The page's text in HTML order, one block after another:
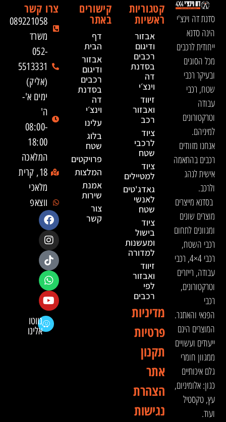
סדנת דה וינצ'י
הינה סדנא
ייחודית לרכבים
מכל הסוגים
ובעיקר רכבי
שטח, רכבי
עבודה
וטרקטורונים
למיניהם.
אנחנו מזוודים
רכבים בהתאמה
אישית לנהג
ולרכב.
בסדנא מייצרים
מוצרים שונים
ומגוונים לתחום
רכבי השטח,
רכבי 4×4, רכבי
עבודה, רייזרים
וטרקטורונים,
רכבי
הפנאי והאתגר.
המוצרים הינם
ייעודים ועשויים
ממגוון חומרי
גלם איכותיים
כגון: אלומיניום,
עץ, טקסטיל
ועוד.
קטגוריות
ראשיות
אבזור
ודיגום
רכבים
בסדנת
דה
וינצ׳י
זיווד
ואבזור
רכב
ציוד
לרכבי
שטח
ציוד
למטיילים
גאדג'טים
לאנשי
שטח
ציוד
בישול
ומעשנות
למדורה
זיווד
ואבזור
לפי
רכבים
מדיניות
פרטיות
תקנון
אתר
הצהרת
נגישות
קישורים
באתר
דף
הבית
אבזור
ודיגום
רכבים
בסדנת
דה
וינצ׳י
עלינו
בלוג
שטח
פרויקטים
המלצות
אמנת
שירות
צור
קשר
צרו קשר
089221058
משרד
052-
5513331
(אליק)
ימים א'-
ה'
08:00-
18:00
המלאכה
18, קרית
מלאכי
ווצאפ
נווטו
אלינו